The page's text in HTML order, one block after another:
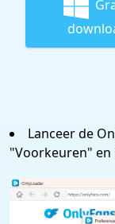
Lanceer de
"Voorkeuren" en